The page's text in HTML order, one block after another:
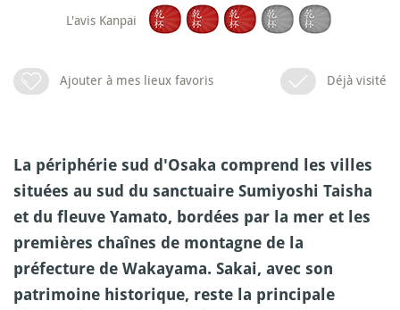
L'avis Kanpai
Ajouter à mes lieux favoris Déjà visité
La périphérie sud d'Osaka comprend les villes
situées au sud du sanctuaire Sumiyoshi Taisha
et du fleuve Yamato, bordées par la mer et les
premières chaînes de montagne de la
préfecture de Wakayama. Sakai, avec son
patrimoine historique, reste la principale